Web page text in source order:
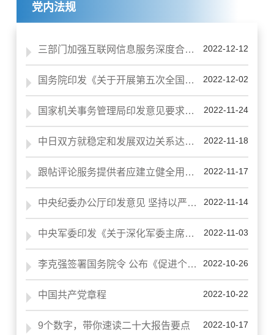
党内法规
三部门加强互联网信息服务深度合成管理 2022-12-12
国务院印发《关于开展第五次全国经济普查的通知》 2022-12-02
国家机关事务管理局印发意见要求——坚持勤俭办一切事业 2022-11-24
中日双方就稳定和发展双边关系达成五点共识 2022-11-18
跟帖评论服务提供者应建立健全用户个人信息保护制度 2022-11-17
中央纪委办公厅印发意见 坚持以严的基调强化正风肃纪 锲而不舍落实中央八项规定精神 2022-11-14
中央军委印发《关于深化军委主席负责制贯彻落实的若干意见》 2022-11-03
李克强签署国务院令 公布《促进个体工商户发展条例》 2022-10-26
中国共产党章程 2022-10-22
9个数字，带你速读二十大报告要点 2022-10-17